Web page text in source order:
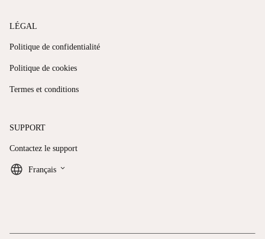
LÉGAL
Politique de confidentialité
Politique de cookies
Termes et conditions
SUPPORT
Contactez le support
Français keyboard_arrow_down